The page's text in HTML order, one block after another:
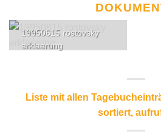
19950615 rostovsky
erklaerung
Liste mit allen
sortiert,